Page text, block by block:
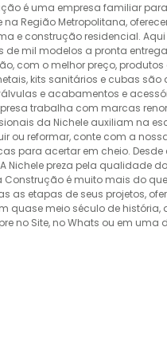
é uma empresa familiar
na Região Metropolitana,
e construção residencial.
mil modelos a pronta
com o melhor preço,
kits sanitários e cubas
e acabamentos e
trabalha com marcas
da Nichele auxiliam na
ou reformar, conte com a
para acertar em cheio.
Nichele preza pela qualidade
Construção é muito mais do
as etapas de seus projetos,
quase meio século de história,
no Site, no Whats ou em uma